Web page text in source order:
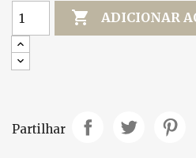
 ADICIONAR
Partilhar